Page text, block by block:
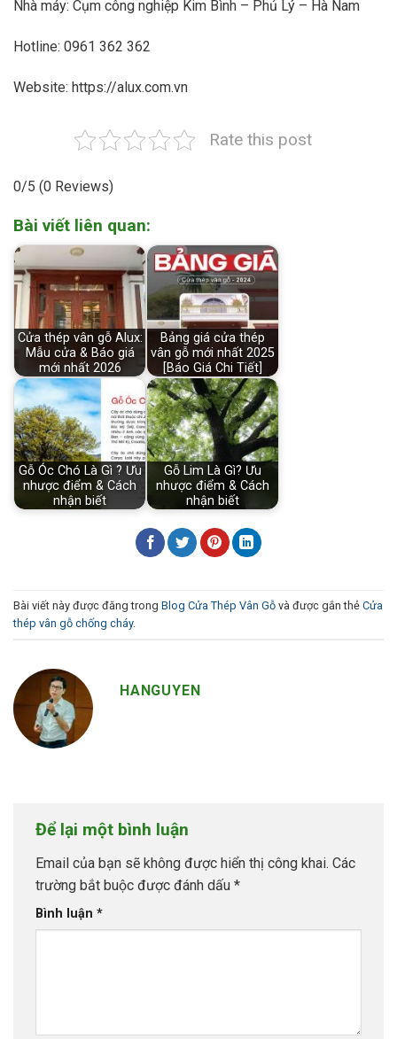
Nhà máy: Cụm công nghiệp Kim Bình – Phủ Lý – Hà Nam
Hotline: 0961 362 362
Website: https://alux.com.vn
Rate this post
0/5 (0 Reviews)
Bài viết liên quan:
Cửa thép vân gỗ Alux:
Mẫu cửa & Báo giá
mới nhất 2026
Bảng giá cửa thép
vân gỗ mới nhất 2025
[Báo Giá Chi Tiết]
Gỗ Óc Chó Là Gì ? Ưu
nhược điểm & Cách
nhận biết
Gỗ Lim Là Gì? Ưu
nhược điểm & Cách
nhận biết
Bài viết này được đăng trong Blog Cửa Thép Vân Gỗ và được gắn thẻ Cửa
thép vân gỗ chống cháy.
HANGUYEN
Để lại một bình luận
Email của bạn sẽ không được hiển thị công khai. Các
trường bắt buộc được đánh dấu *
Bình luận *